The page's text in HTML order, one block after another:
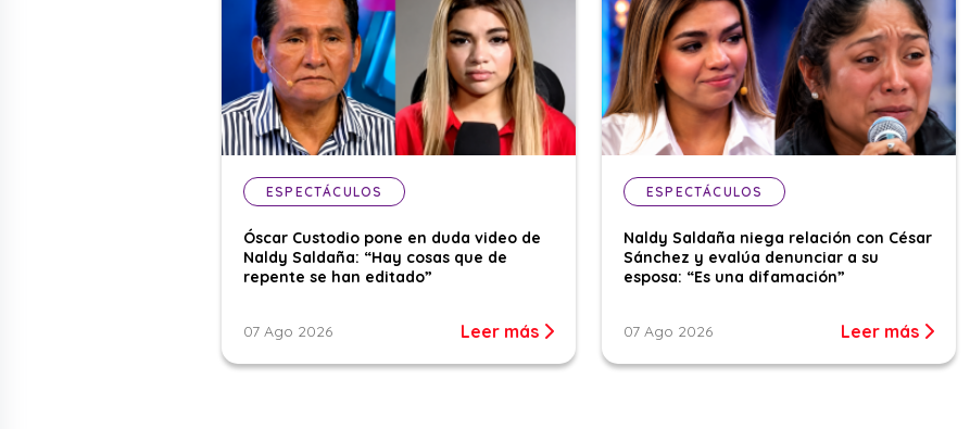
ESPECTÁCULOS
Óscar Custodio pone en duda video de
Naldy Saldaña: “Hay cosas que de
repente se han editado”
07 Ago 2026 Leer más
ESPECTÁCULOS
Naldy Saldaña niega relación con César
Sánchez y evalúa denunciar a su
esposa: “Es una difamación”
07 Ago 2026 Leer más